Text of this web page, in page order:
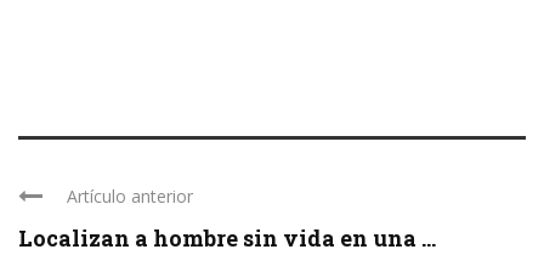
Artículo anterior
Localizan a hombre sin vida en una ...